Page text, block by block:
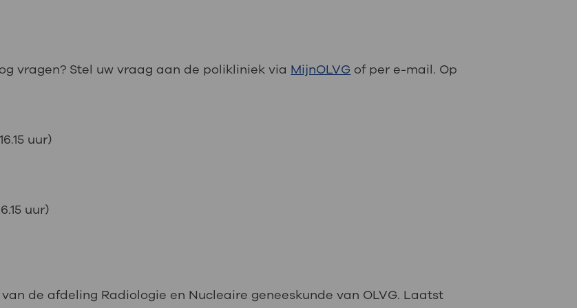
medewerker tegen te veel straling.
bij de patiënt blijft tijdens het maken van een röntgenfoto.
vragen? Stel uw vraag aan de polikliniek via MijnOLVG of per e-mail. Op
uur)
uur)
de afdeling Radiologie en Nucleaire geneeskunde van OLVG. Laatst